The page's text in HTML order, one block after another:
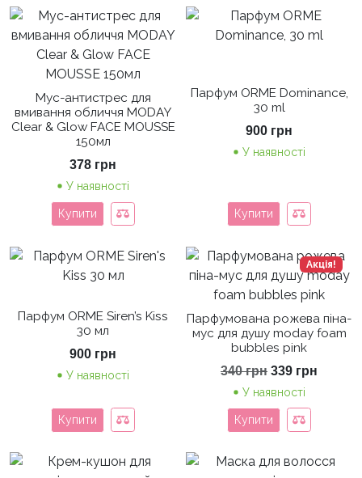
Мус-антистрес для
вмивання обличчя MODAY
Clear & Glow FACE MOUSSE
150мл
378 грн
У наявності
Купити
Парфум ORME Dominance,
30 ml
900 грн
У наявності
Купити
Парфум ORME Siren’s Kiss
30 мл
900 грн
У наявності
Купити
Акція!
Парфумована рожева піна-
мус для душу moday foam
bubbles pink
340грн Оригінальна
340 грн.
339 грн
У наявності
Купити